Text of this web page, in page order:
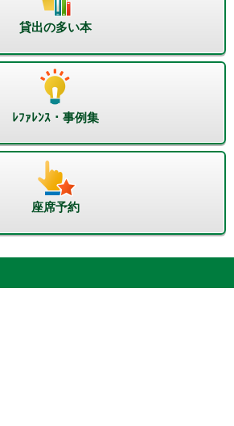
貸出の多い本
ﾚﾌｧﾚﾝｽ・事例集
座席予約